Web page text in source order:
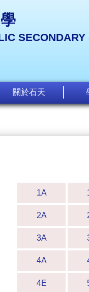
SECONDARY
關於石天
1A
2A
3A
4A
4E